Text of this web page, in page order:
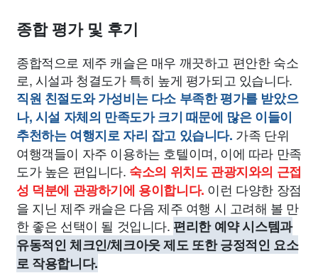
종합 평가 및 후기
종합적으로 제주 캐슬은 매우 깨끗하고 편안한 숙소
로, 시설과 청결도가 특히 높게 평가되고 있습니다.
직원 친절도와 가성비는 다소 부족한 평가를 받았으
나, 시설 자체의 만족도가 크기 때문에 많은 이들이
추천하는 여행지로 자리 잡고 있습니다. 가족 단위
여행객들이 자주 이용하는 호텔이며, 이에 따라 만족
도가 높은 편입니다. 숙소의 위치도 관광지와의 근접
성 덕분에 관광하기에 용이합니다. 이런 다양한 장점
을 지닌 제주 캐슬은 다음 제주 여행 시 고려해 볼 만
한 좋은 선택이 될 것입니다. 편리한 예약 시스템과
유동적인 체크인/체크아웃 제도 또한 긍정적인 요소
로 작용합니다.